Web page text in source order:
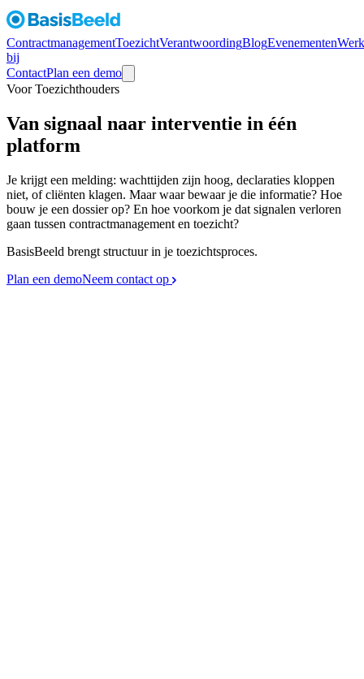
ContractmanagementToezichtVerantwoordingBlogEvenementen
bij
ContactPlan een demo
Voor Toezichthouders
Van signaal naar interventie in één
platform
Je krijgt een melding: wachttijden zijn hoog, declaraties kloppen
niet, of cliënten klagen. Maar waar bewaar je die informatie? Hoe
bouw je een dossier op? En hoe voorkom je dat signalen verloren
gaan tussen contractmanagement en toezicht?
BasisBeeld brengt structuur in je toezichtsproces.
Plan een demoNeem contact op